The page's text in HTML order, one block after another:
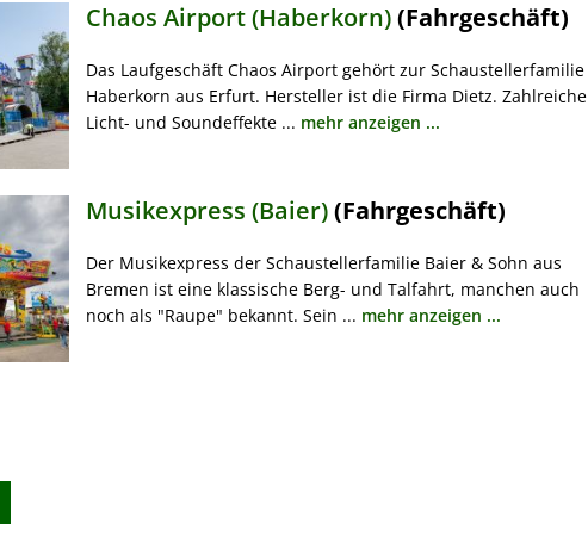
Chaos Airport (Haberkorn)(Fahrgeschäft)
Das Laufgeschäft Chaos Airport gehört zur Schaustellerfamilie
Haberkorn aus Erfurt. Hersteller ist die Firma Dietz. Zahlreiche
Licht- und Soundeffekte ... mehr anzeigen ...
Musikexpress (Baier)(Fahrgeschäft)
Der Musikexpress der Schaustellerfamilie Baier & Sohn aus
Bremen ist eine klassische Berg- und Talfahrt, manchen auch
noch als "Raupe" bekannt. Sein ... mehr anzeigen ...